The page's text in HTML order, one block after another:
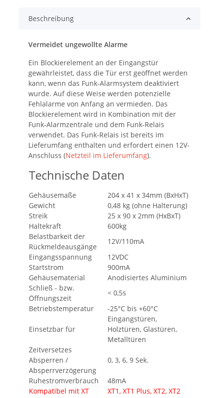
Beschreibung
Vermeidet ungewollte Alarme
Ein Blockierelement an der Eingangstür
gewährleistet, dass die Tür erst geöffnet werden
kann, wenn das Funk-Alarmsystem deaktiviert
wurde. Auf diese Weise werden potenzielle
Fehlalarme von Anfang an vermieden. Das
Blockierelement wird in Kombination mit der
Funk-Alarmzentrale und dem Funk-Relais
verwendet. Das Funk-Relais ist bereits im
Lieferumfang enthalten und erfordert einen 12V-
Anschluss (Netzteil im Lieferumfang).
Technische Daten
Gehäusemaße
204 x 41 x 34mm (BxHxT)
Gewicht
0,48 kg (ohne Halterung)
Streik
25 x 90 x 2mm (HxBxT)
Haltekraft
600kg
Belastbarkeit der
Rückmeldeausgänge
12V/110mA
Eingangsspannung
12VDC
Startstrom
900mA
Gehäusematerial
Anodisiertes Aluminium
Schließ - bzw.
Öffnungszeit
< 0,5s
Betriebstemperatur
-25°C bis +60°C
Einsetzbar für
Eingangstüren,
Holztüren, Glastüren,
Metalltüren
Zeitversetzes
Absperren /
Absperrverzögerung
0, 3, 6, 9 Sek.
Ruhestromverbrauch
48mA
Kompatibel mit XT
XT1, XT1 Plus, XT2, XT2